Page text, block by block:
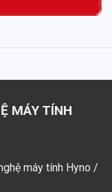
MÁY TÍNH
máy tính Hyno /